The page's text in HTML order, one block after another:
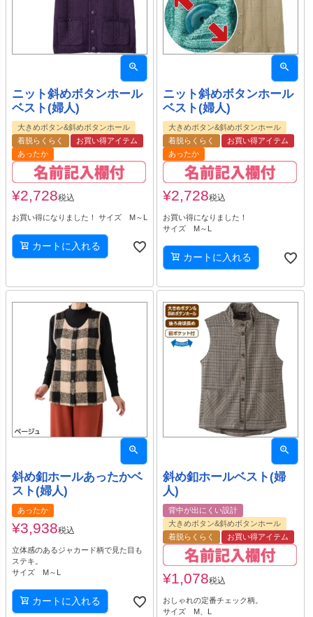
ニット斜めボタンホール
ベスト(婦人)
大きめボタン&斜めボタンホール
着脱らくらく
お買い得アイテム
あったか
¥2,728税込
お買い得になりました！ サイズ M～L
カートに入れる
ニット斜めボタンホール
ベスト(婦人)
大きめボタン&斜めボタンホール
着脱らくらく
お買い得アイテム
あったか
¥2,728税込
お買い得になりました！
サイズ M～L
カートに入れる
斜め釦ホールあったかベ
スト(婦人)
あったか
¥3,938税込
立体感のあるジャカード柄で見た目も
ステキ。
サイズ M～L
カートに入れる
斜め釦ホールベスト(婦
人)
背中が出にくい設計
大きめボタン&斜めボタンホール
着脱らくらく
お買い得アイテム
¥1,078税込
おしゃれの定番チェック柄。
サイズ M、L